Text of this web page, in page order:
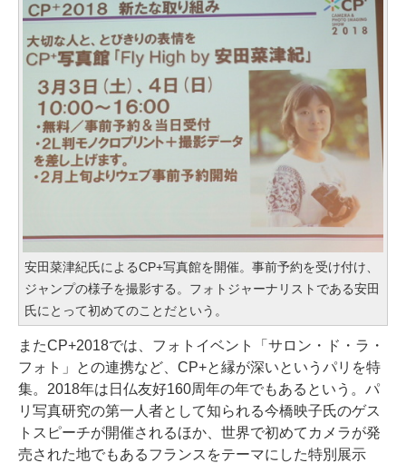
安田菜津紀氏によるCP+写真館を開催。事前予約を受け付け、
ジャンプの様子を撮影する。フォトジャーナリストである安田
氏にとって初めてのことだという。
またCP+2018では、フォトイベント「サロン・ド・ラ・
フォト」との連携など、CP+と縁が深いというパリを特
集。2018年は日仏友好160周年の年でもあるという。パ
リ写真研究の第一人者として知られる今橋映子氏のゲス
トスピーチが開催されるほか、世界で初めてカメラが発
売された地でもあるフランスをテーマにした特別展示